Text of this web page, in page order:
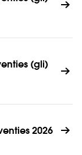
(gli)
2026